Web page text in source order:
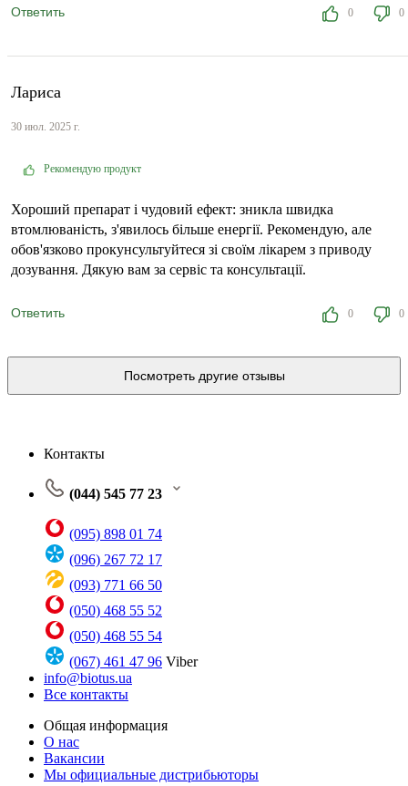
Ответить 0 0
Лариса
30 июл. 2025 г.
Рекомендую продукт
Хороший препарат і чудовий ефект: зникла швидка
втомлюваність, з'явилось більше енергії. Рекомендую, але
обов'язково прокунсультуйтеся зі своїм лікарем з приводу
дозування. Дякую вам за сервіс та консультації.
Ответить 0 0
Посмотреть другие отзывы
Контакты
(044) 545 77 23
(095) 898 01 74
(096) 267 72 17
(093) 771 66 50
(050) 468 55 52
(050) 468 55 54
(067) 461 47 96 Viber
info@biotus.ua
Все контакты
Общая информация
О нас
Вакансии
Мы официальные дистрибьюторы